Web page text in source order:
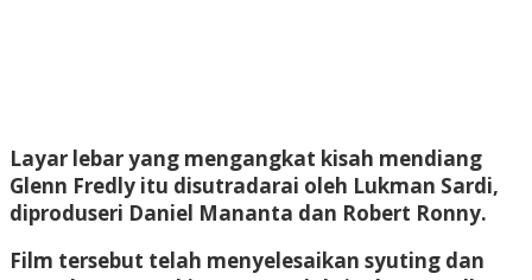
Layar lebar yang mengangkat kisah mendiang
Glenn Fredly itu disutradarai oleh Lukman Sardi,
diproduseri Daniel Mananta dan Robert Ronny.
Film tersebut telah menyelesaikan syuting dan